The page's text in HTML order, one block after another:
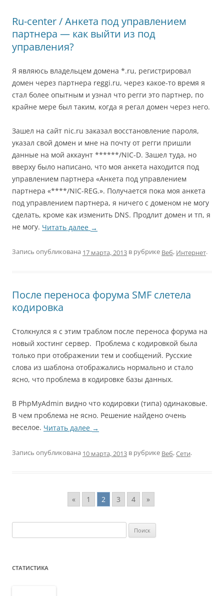
Ru-center / Анкета под управлением
партнера — как выйти из под
управления?
Я являюсь владельцем домена *.ru, регистрировал
домен через партнера reggi.ru, через какое-то время я
стал более опытным и узнал что регги это партнер, по
крайне мере был таким, когда я регал домен через него.
Зашел на сайт nic.ru заказал восстановление пароля,
указал свой домен и мне на почту от регги пришли
данные на мой аккаунт ******/NIC-D. Зашел туда, но
вверху было написано, что моя анкета находится под
управлением партнера «Анкета под управлением
партнера «****/NIC-REG.». Получается пока моя анкета
под управлением партнера, я ничего с доменом не могу
сделать, кроме как изменить DNS. Продлит домен и тп, я
не могу. Читать далее →
Запись опубликована 17 марта, 2013 в рубрике Веб, Интернет.
После переноса форума SMF слетела
кодировка
Столкнулся я с этим траблом после переноса форума на
новый хостинг сервер. Проблема с кодировкой была
только при отображении тем и сообщений. Русские
слова из шаблона отображались нормально и стало
ясно, что проблема в кодировке базы данных.
В PhpMyAdmin видно что кодировки (типа) одинаковые.
В чем проблема не ясно. Решение найдено очень
веселое. Читать далее →
Запись опубликована 10 марта, 2013 в рубрике Веб,Сети.
« 1 2 3 4 »
СТАТИСТИКА